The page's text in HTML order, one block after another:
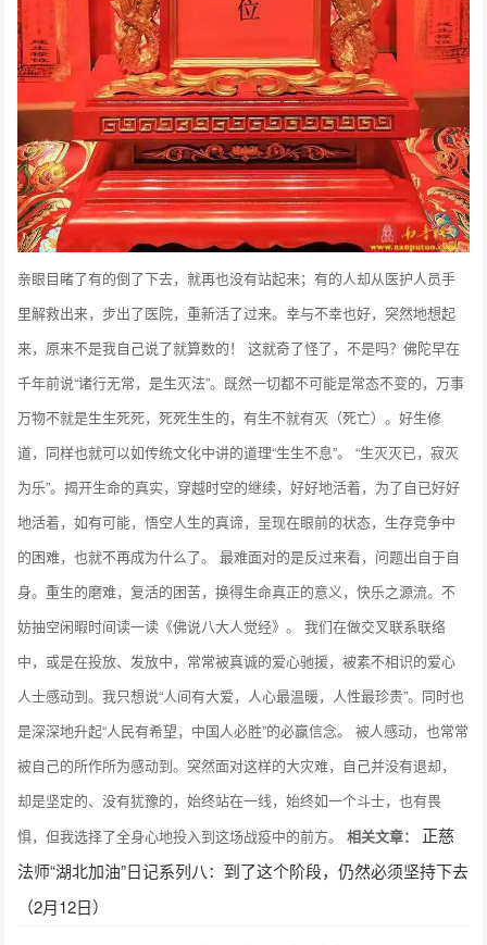
亲眼目睹了有的倒了下去，就再也没有站起来；有的人却从医护人员手
里解救出来，步出了医院，重新活了过来。幸与不幸也好，突然地想起
来，原来不是我自己说了就算数的！ 这就奇了怪了，不是吗？佛陀早在
千年前说“诸行无常，是生灭法”。既然一切都不可能是常态不变的，万事
万物不就是生生死死，死死生生的，有生不就有灭（死亡）。好生修
道，同样也就可以如传统文化中讲的道理“生生不息”。 “生灭灭已，寂灭
为乐”。揭开生命的真实，穿越时空的继续，好好地活着，为了自已好好
地活着，如有可能，悟空人生的真谛，呈现在眼前的状态，生存竞争中
的困难，也就不再成为什么了。 最难面对的是反过来看，问题出自于自
身。重生的磨难，复活的困苦，换得生命真正的意义，快乐之源流。不
妨抽空闲暇时间读一读《佛说八大人觉经》。 我们在做交叉联系联络
中，或是在投放、发放中，常常被真诚的爱心驰援，被素不相识的爱心
人士感动到。我只想说“人间有大爱，人心最温暖，人性最珍贵”。同时也
是深深地升起“人民有希望，中国人必胜”的必赢信念。 被人感动，也常常
被自己的所作所为感动到。突然面对这样的大灾难，自己并没有退却，
却是坚定的、没有犹豫的，始终站在一线，始终如一个斗士，也有畏
惧，但我选择了全身心地投入到这场战疫中的前方。相关文章：
正慈
法师“湖北加油”日记系列八：到了这个阶段，仍然必须坚持下去
（2月12日）